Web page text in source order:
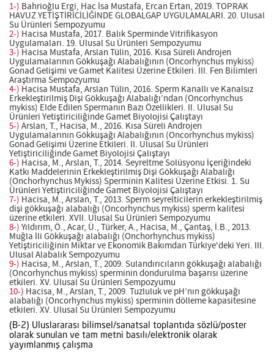
1-) Bahrioğlu Ergi, Hac İsa Mustafa, Ercan Ertan, 2019. TOPRAK
HAVUZ YETİŞTİRİCİLİĞİNDE GLOBALGAP UYGULAMALARI. 20. Ulusal
Su Ürünleri Sempozyumu
2-) Hacisa Mustafa, 2017. Balık Sperminde Vitrifikasyon
Uygulamaları. 19. Ulusal Su Ürünleri Sempozyumu
3-) Hacisa Mustafa, Arslan Tülin, 2016. Kısa Süreli Androjen
Uygulamalarının Gökkuşağı Alabalığının (Oncorhynchus mykiss)
Gonad Gelişimi ve Gamet Kalitesi Üzerine Etkileri. III. Fen Bilimleri
Araştırma Sempozyumu
4-) Hacisa Mustafa, Arslan Tülin, 2016. Sperm Kanallı ve Kanalsız
Erkekleştirilmiş Dişi Gökkuşağı Alabalığı’ndan (Oncorhynchus
mykiss) Elde Edilen Spermanın Bazı Özellikleri. II. Ulusal Su
Ürünleri Yetiştiriciliğinde Gamet Biyolojisi Çalıştayı
5-) Arslan, T., Hacisa, M., 2016. Kısa Süreli Androjen
Uygulamalarının Gökkuşağı Alabalığının (Oncorhynchus mykiss)
Gonad Gelişimi Üzerine Etkileri. II. Ulusal Su Ürünleri
Yetiştiriciliğinde Gamet Biyolojisi Çalıştayı
6-) Hacisa, M., Arslan, T., 2014. Seyreltme Solüsyonu İçeriğindeki
Katkı Maddelerinin Erkekleştirilmiş Dişi Gökkuşağı Alabalığı
(Onchorhynchus Mykiss) Sperminin Kalitesi Üzerine Etkisi. 1. Su
Ürünleri Yetiştiriciliğinde Gamet Biyolojisi Çalıştayı
7-) Hacisa, M., Arslan, T., 2013. Sperm seyrelticilerin erkekleştirilmiş
dişi gökkuşağı alabalığı (Oncorhynchus mykiss) sperm kalitesi
üzerine etkileri. XVII. Ulusal Su Ürünleri Sempozyumu
8-) Yıldırım, Ö., Acar, Ü., Türker, A., Hacisa, M., Çantaş, İ.B., 2013.
Muğla İli Gökkuşağı alabalığı (Onchorhynchus mykiss)
Yetiştiriciliğinin Miktar ve Ekonomik Bakımdan Türkiye'deki Yeri. III.
Ulusal Alabalık Sempozyumu
9-) Hacisa, M., Arslan, T., 2009. Sulandırıcıların gökkuşağı alabalığı
(Oncorhynchus mykiss) sperminin dondurulma başarısı üzerine
etkileri. XV. Ulusal Su Ürünleri Sempozyumu
10-) Hacisa, M., Arslan, T., 2009. Tuzluluk ve pH’nın gökkuşağı
alabalığı (Oncorhynchus mykiss) sperminin dölleme kapasitesine
etkileri. XV. Ulusal Su Ürünleri Sempozyumu
(B-2) Uluslararası bilimsel/sanatsal toplantıda sözlü/poster
olarak sunulan ve tam metni basılı/elektronik olarak
yayımlanmış çalışma